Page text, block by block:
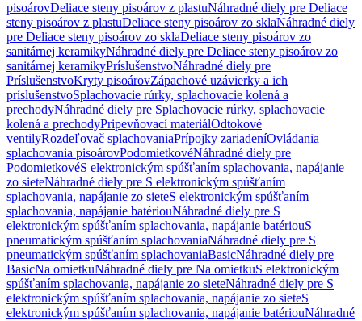
pisoárovDeliace steny pisoárov z plastuNáhradné diely pre Deliace
steny pisoárov z plastuDeliace steny pisoárov zo sklaNáhradné diely
pre Deliace steny pisoárov zo sklaDeliace steny pisoárov zo
sanitárnej keramikyNáhradné diely pre Deliace steny pisoárov zo
sanitárnej keramikyPríslušenstvoNáhradné diely pre
PríslušenstvoKryty pisoárovZápachové uzávierky a ich
príslušenstvoSplachovacie rúrky, splachovacie kolená a
prechodyNáhradné diely pre Splachovacie rúrky, splachovacie
kolená a prechodyPripevňovací materiálOdtokové
ventilyRozdeľovač splachovaniaPrípojky zariadeníOvládania
splachovania pisoárovPodomietkovéNáhradné diely pre
PodomietkovéS elektronickým spúšťaním splachovania, napájanie
zo sieteNáhradné diely pre S elektronickým spúšťaním
splachovania, napájanie zo sieteS elektronickým spúšťaním
splachovania, napájanie batériouNáhradné diely pre S
elektronickým spúšťaním splachovania, napájanie batériouS
pneumatickým spúšťaním splachovaniaNáhradné diely pre S
pneumatickým spúšťaním splachovaniaBasicNáhradné diely pre
BasicNa omietkuNáhradné diely pre Na omietkuS elektronickým
spúšťaním splachovania, napájanie zo sieteNáhradné diely pre S
elektronickým spúšťaním splachovania, napájanie zo sieteS
elektronickým spúšťaním splachovania, napájanie batériouNáhradné